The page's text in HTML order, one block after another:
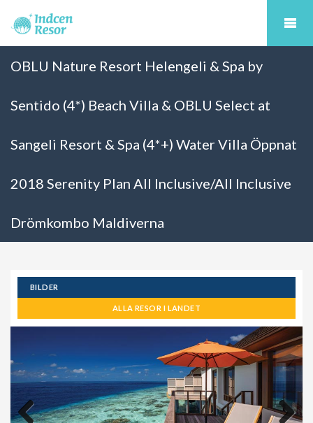
OBLU Nature Resort Helengeli & Spa by
Sentido (4*) Beach Villa & OBLU Select at
Sangeli Resort & Spa (4*+) Water Villa Öppnat
2018 Serenity Plan All Inclusive/All Inclusive
Drömkombo Maldiverna
BILDER
ALLA RESOR I LANDET